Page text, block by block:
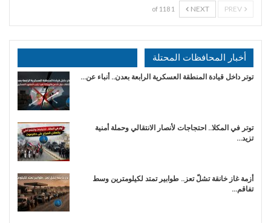
NEXT
1 of 118
أخبار المحافظات المحتلة
توتر داخل قيادة المنطقة العسكرية الرابعة بعدن.. أنباء عن…
توتر في المكلا.. احتجاجات لأنصار الانتقالي وحملة أمنية
تزيد…
أزمة غاز خانقة تشلّ تعز.. طوابير تمتد لكيلومترين وسط
تفاقم…